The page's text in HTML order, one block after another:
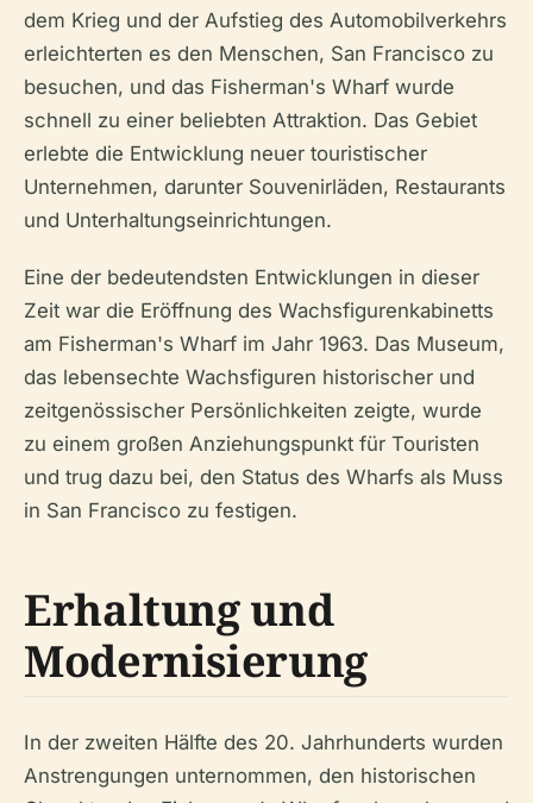
dem Krieg und der Aufstieg des Automobilverkehrs
erleichterten es den Menschen, San Francisco zu
besuchen, und das Fisherman's Wharf wurde
schnell zu einer beliebten Attraktion. Das Gebiet
erlebte die Entwicklung neuer touristischer
Unternehmen, darunter Souvenirläden, Restaurants
und Unterhaltungseinrichtungen.
Eine der bedeutendsten Entwicklungen in dieser
Zeit war die Eröffnung des Wachsfigurenkabinetts
am Fisherman's Wharf im Jahr 1963. Das Museum,
das lebensechte Wachsfiguren historischer und
zeitgenössischer Persönlichkeiten zeigte, wurde
zu einem großen Anziehungspunkt für Touristen
und trug dazu bei, den Status des Wharfs als Muss
in San Francisco zu festigen.
Erhaltung und
Modernisierung
In der zweiten Hälfte des 20. Jahrhunderts wurden
Anstrengungen unternommen, den historischen